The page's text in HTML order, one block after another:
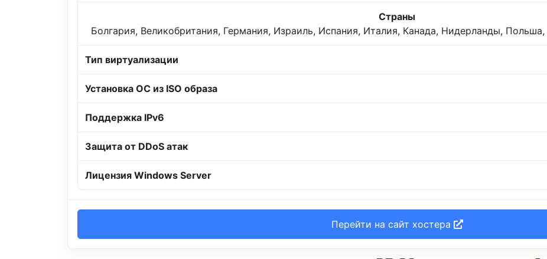
Страны
Болгария, Великобритания, Германия, Израиль, Испания, Италия, Канада, Нидерланды,
Тип виртуализации
Установка ОС из ISO образа
Поддержка IPv6
Защита от DDoS атак
Лицензия Windows Server
Перейти на сайт хостера